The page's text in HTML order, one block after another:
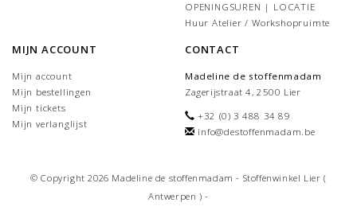
OPENINGSUREN | LOCATIE
Huur Atelier / Workshopruimte
MIJN ACCOUNT
Mijn account
Mijn bestellingen
Mijn tickets
Mijn verlanglijst
CONTACT
Madeline de stoffenmadam
Zagerijstraat 4, 2500 Lier
+32 (0) 3 488 34 89
info@destoffenmadam.be
© Copyright 2026 Madeline de stoffenmadam - Stoffenwinkel Lier (
Antwerpen ) -